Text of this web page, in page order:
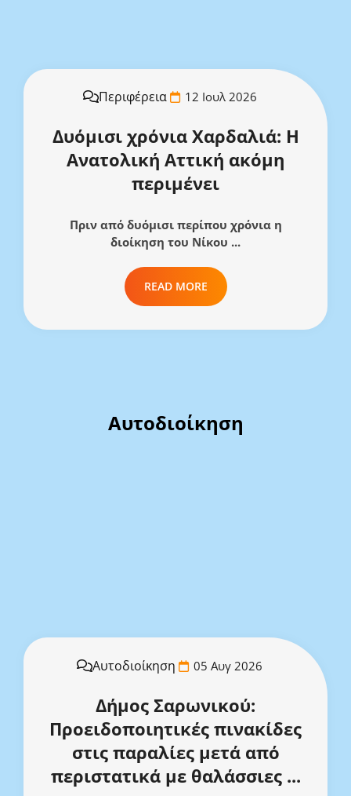
Περιφέρεια 12 Ιουλ 2026
Δυόμισι χρόνια Χαρδαλιά: Η
Ανατολική Αττική ακόμη
περιμένει
Πριν από δυόμισι περίπου χρόνια η
διοίκηση του Νίκου ...
READ MORE
Αυτοδιοίκηση
Αυτοδιοίκηση 05 Αυγ 2026
Δήμος Σαρωνικού:
Προειδοποιητικές πινακίδες
στις παραλίες μετά από
περιστατικά με θαλάσσιες ...